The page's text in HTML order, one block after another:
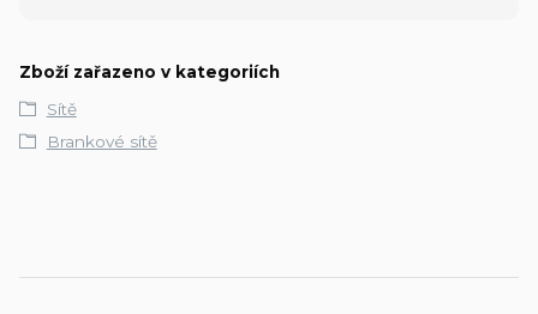
Zboží zařazeno v kategoriích
Sítě
Brankové sítě